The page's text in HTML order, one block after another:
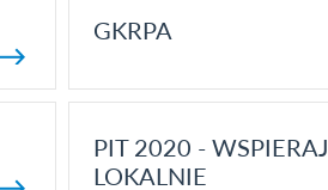
GKRPA
PIT 2020 - WSPIERAJ
LOKALNIE